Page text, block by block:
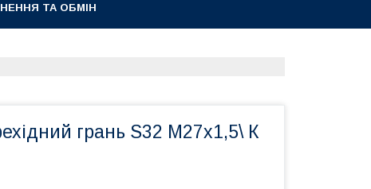
ТА ОБМІН
грань S32 М27х1,5\ К